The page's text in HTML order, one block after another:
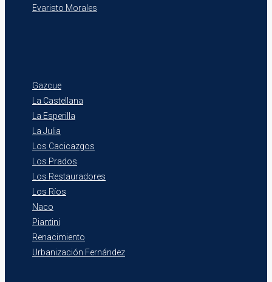
Evaristo Morales
Gazcue
La Castellana
La Esperilla
La Julia
Los Cacicazgos
Los Prados
Los Restauradores
Los Ríos
Naco
Piantini
Renacimiento
Urbanización Fernández